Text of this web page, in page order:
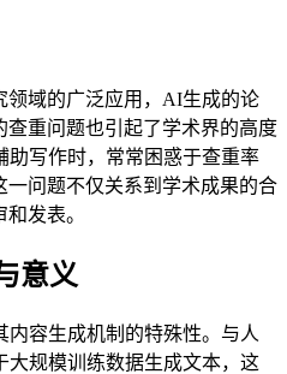
领域的广泛应用，AI生成的论
重问题也引起了学术界的高度
写作时，常常困惑于查重率
问题不仅关系到学术成果的合
发表。
意义
容生成机制的特殊性。与人
规模训练数据生成文本，这